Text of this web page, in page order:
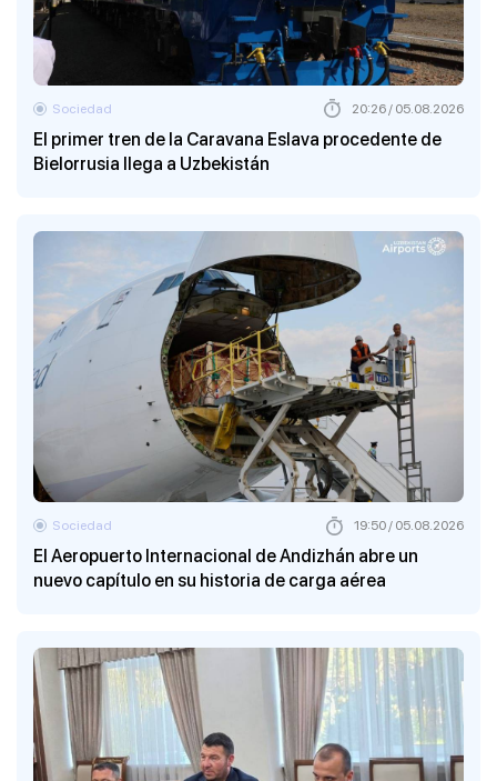
El primer tren de la Caravana Eslava procedente de
Bielorrusia llega a Uzbekistán
Sociedad 20:26 / 05.08.2026
El Aeropuerto Internacional de Andizhán abre un
nuevo capítulo en su historia de carga aérea
Sociedad 19:50 / 05.08.2026